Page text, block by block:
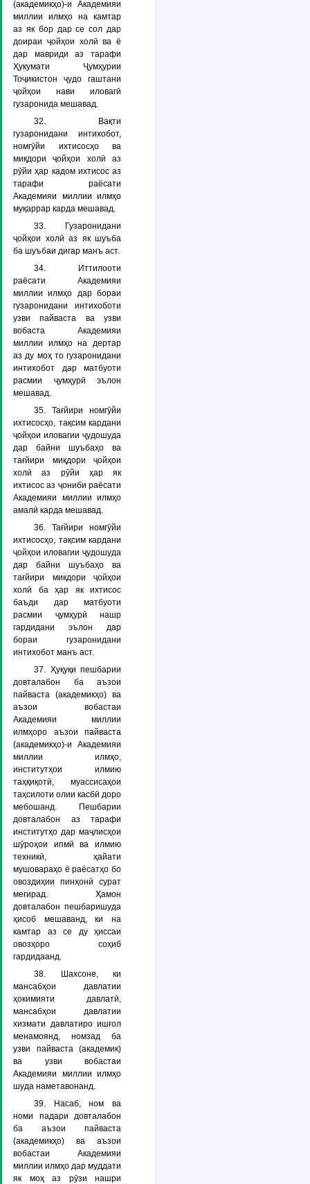
(академикҳо)-и Академияи
миллии илмҳо на камтар
аз як бор дар се сол дар
доираи ҷойҳои холӣ ва ё
дар мавриди аз тарафи
Ҳукумати Ҷумҳурии
Тоҷикистон ҷудо гаштани
ҷойҳои нави иловагӣ
гузаронида мешавад.
32. Вақти
гузаронидани интихобот,
номгӯйи ихтисосҳо ва
миқдори ҷойҳои холӣ аз
рӯйи ҳар кадом ихтисос аз
тарафи раёсати
Академияи миллии илмҳо
муқаррар карда мешавад.
33. Гузаронидани
ҷойҳои холӣ аз як шуъба
ба шуъбаи дигар манъ аст.
34. Иттилооти
раёсати Академияи
миллии илмҳо дар бораи
гузаронидани интихоботи
узви пайваста ва узви
вобаста Академияи
миллии илмҳо на дертар
аз ду моҳ то гузаронидани
интихобот дар матбуоти
расмии ҷумҳурӣ эълон
мешавад.
35. Тағйири номгӯйи
ихтисосҳо, тақсим кардани
ҷойҳои иловагии ҷудошуда
дар байни шуъбаҳо ва
тағйири миқдори ҷойҳои
холӣ аз рӯйи ҳар як
ихтисос аз ҷониби раёсати
Академияи миллии илмҳо
амалӣ карда мешавад.
36. Тағйири номгӯйи
ихтисосҳо, тақсим кардани
ҷойҳои иловагии ҷудошуда
дар байни шуъбаҳо ва
тағйири микдори ҷойҳои
холӣ ба ҳар як ихтисос
баъди дар матбуоти
расмии ҷумҳурӣ нашр
гардидани эълон дар
бораи гузаронидани
интихобот манъ аст.
37. Ҳуқуқи пешбарии
довталабон ба аъзои
пайваста (академикҳо) ва
аъзои вобастаи
Академияи миллии
илмҳоро аъзои пайваста
(академикҳо)-и Академияи
миллии илмҳо,
институтҳои илмию
таҳқиқотӣ, муассисаҳои
таҳсилоти олии касбӣ доро
мебошанд. Пешбарии
довталабон аз тарафи
институтҳо дар маҷлисҳои
шӯроҳои ипмӣ ва илмию
техникӣ, ҳайати
мушовараҳо ё раёсатҳо бо
овоздиҳии пинҳонӣ сурат
мегирад. Ҳамон
довталабон пешбаришуда
ҳисоб мешаванд, ки на
камтар аз се ду ҳиссаи
овозҳоро соҳиб
гардидаанд.
38. Шахсоне, ки
мансабҳои давлатии
ҳокимияти давлатӣ,
мансабҳои давлатии
хизмати давлатиро ишғол
менамоянд, номзад ба
узви пайваста (академик)
ва узви вобастаи
Академияи миллии илмҳо
шуда наметавонанд.
39. Насаб, ном ва
номи падари довталабон
ба аъзои пайваста
(академикҳо) ва аъзои
вобастаи Академияи
миллии илмҳо дар муддати
як моҳ аз рӯзи нашри